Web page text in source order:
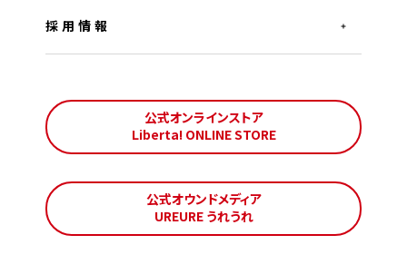
採用情報
公式オンラインストア
Liberta! ONLINE STORE
公式オウンドメディア
UREURE うれうれ